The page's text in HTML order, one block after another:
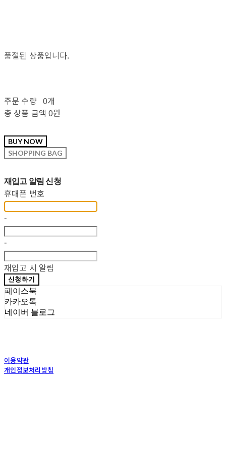
품절된 상품입니다.
주문 수량 0개
총 상품 금액 0원
재입고 알림 신청
휴대폰 번호
-
-
재입고 시 알림
신청하기
페이스북
카카오톡
네이버 블로그
이용약관
개인정보처리방침